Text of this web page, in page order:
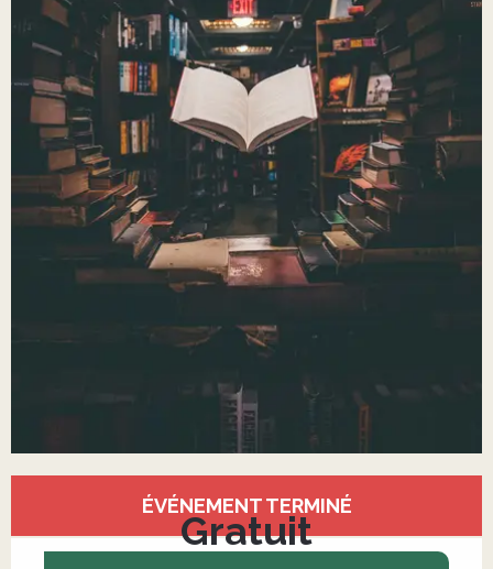
Ouverture et coordonnées
ÉVÉNEMENT TERMINÉ
Gratuit